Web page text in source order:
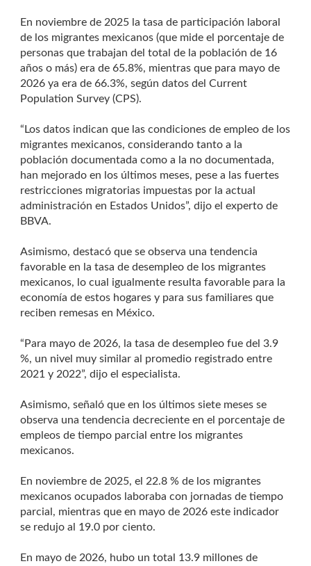
En noviembre de 2025 la tasa de participación laboral
de los migrantes mexicanos (que mide el porcentaje de
personas que trabajan del total de la población de 16
años o más) era de 65.8%, mientras que para mayo de
2026 ya era de 66.3%, según datos del Current
Population Survey (CPS).
“Los datos indican que las condiciones de empleo de los
migrantes mexicanos, considerando tanto a la
población documentada como a la no documentada,
han mejorado en los últimos meses, pese a las fuertes
restricciones migratorias impuestas por la actual
administración en Estados Unidos”, dijo el experto de
BBVA.
Asimismo, destacó que se observa una tendencia
favorable en la tasa de desempleo de los migrantes
mexicanos, lo cual igualmente resulta favorable para la
economía de estos hogares y para sus familiares que
reciben remesas en México.
“Para mayo de 2026, la tasa de desempleo fue del 3.9
%, un nivel muy similar al promedio registrado entre
2021 y 2022”, dijo el especialista.
Asimismo, señaló que en los últimos siete meses se
observa una tendencia decreciente en el porcentaje de
empleos de tiempo parcial entre los migrantes
mexicanos.
En noviembre de 2025, el 22.8 % de los migrantes
mexicanos ocupados laboraba con jornadas de tiempo
parcial, mientras que en mayo de 2026 este indicador
se redujo al 19.0 por ciento.
En mayo de 2026, hubo un total 13.9 millones de